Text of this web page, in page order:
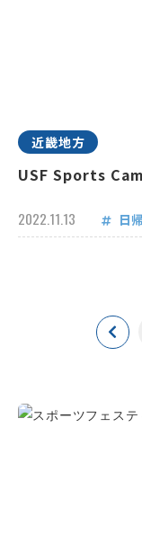
近畿地方
USF Sports
2022.11.13 日